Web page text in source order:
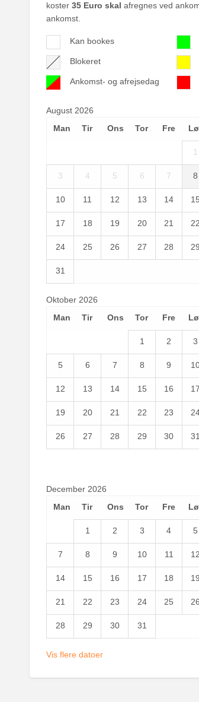
koster35 Euro skal afregnes ved
ankomst.
Kan bookes
Blokeret
Ankomst- og afrejsedag
August 2026
Man
Tir Ons Tor Fre
1
3 4 5 6 7 8
10 11 12 13 14 15
17 18 19 20 21 22
24 25 26 27 28 29
31
Oktober 2026
Man
Tir Ons Tor Fre
1 2 3
5 6 7 8 9
12 13 14 15 16 17
19 20 21 22 23
26 27 28 29 30 31
December 2026
Man
Tir Ons Tor Fre
1 2 3 4 5
7 8 9 10 11 12
14 15 16 17 18 19
21 22 23 24 25 26
28 29 30 31
Vis flere datoer